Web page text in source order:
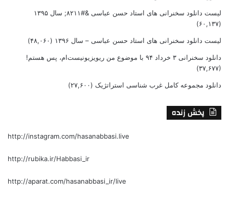
لیست دانلود سخنرانی های استاد حسن عباسی &#۸۲۱۱; سال ۱۳۹۵
(۶۰,۱۳۷)
لیست دانلود سخنرانی های استاد حسن عباسی – سال ۱۳۹۶ (۴۸,۰۶۰)
دانلود سخنرانی ۳ خرداد ۹۴ با موضوع من ریویزیونیست‌ام، پس هستم!
(۳۷,۶۷۷)
دانلود مجموعه کامل غرب شناسی استراتژیک (۲۷,۶۰۰)
پخش زنده
http://instagram.com/hasanabbasi.live
http://rubika.ir/Habbasi_ir
http://aparat.com/hasanabbasi_ir/live